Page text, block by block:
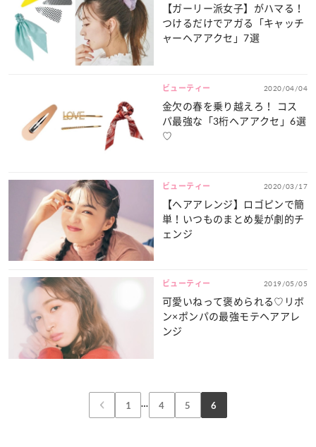
【ガーリー派女子】がハマる！
つけるだけでアガる「キャッチ
ャーヘアアクセ」7選
ビューティー 2020/04/04
金欠の春を乗り越えろ！ コス
パ最強な「3桁ヘアアクセ」6選
♡
ビューティー 2020/03/17
【ヘアアレンジ】ロゴピンで簡
単！いつものまとめ髪が劇的チ
ェンジ
ビューティー 2019/05/05
可愛いねって褒められる♡リボ
ン×ポンパの最強モテヘアアレ
ンジ
1 … 4 5 6